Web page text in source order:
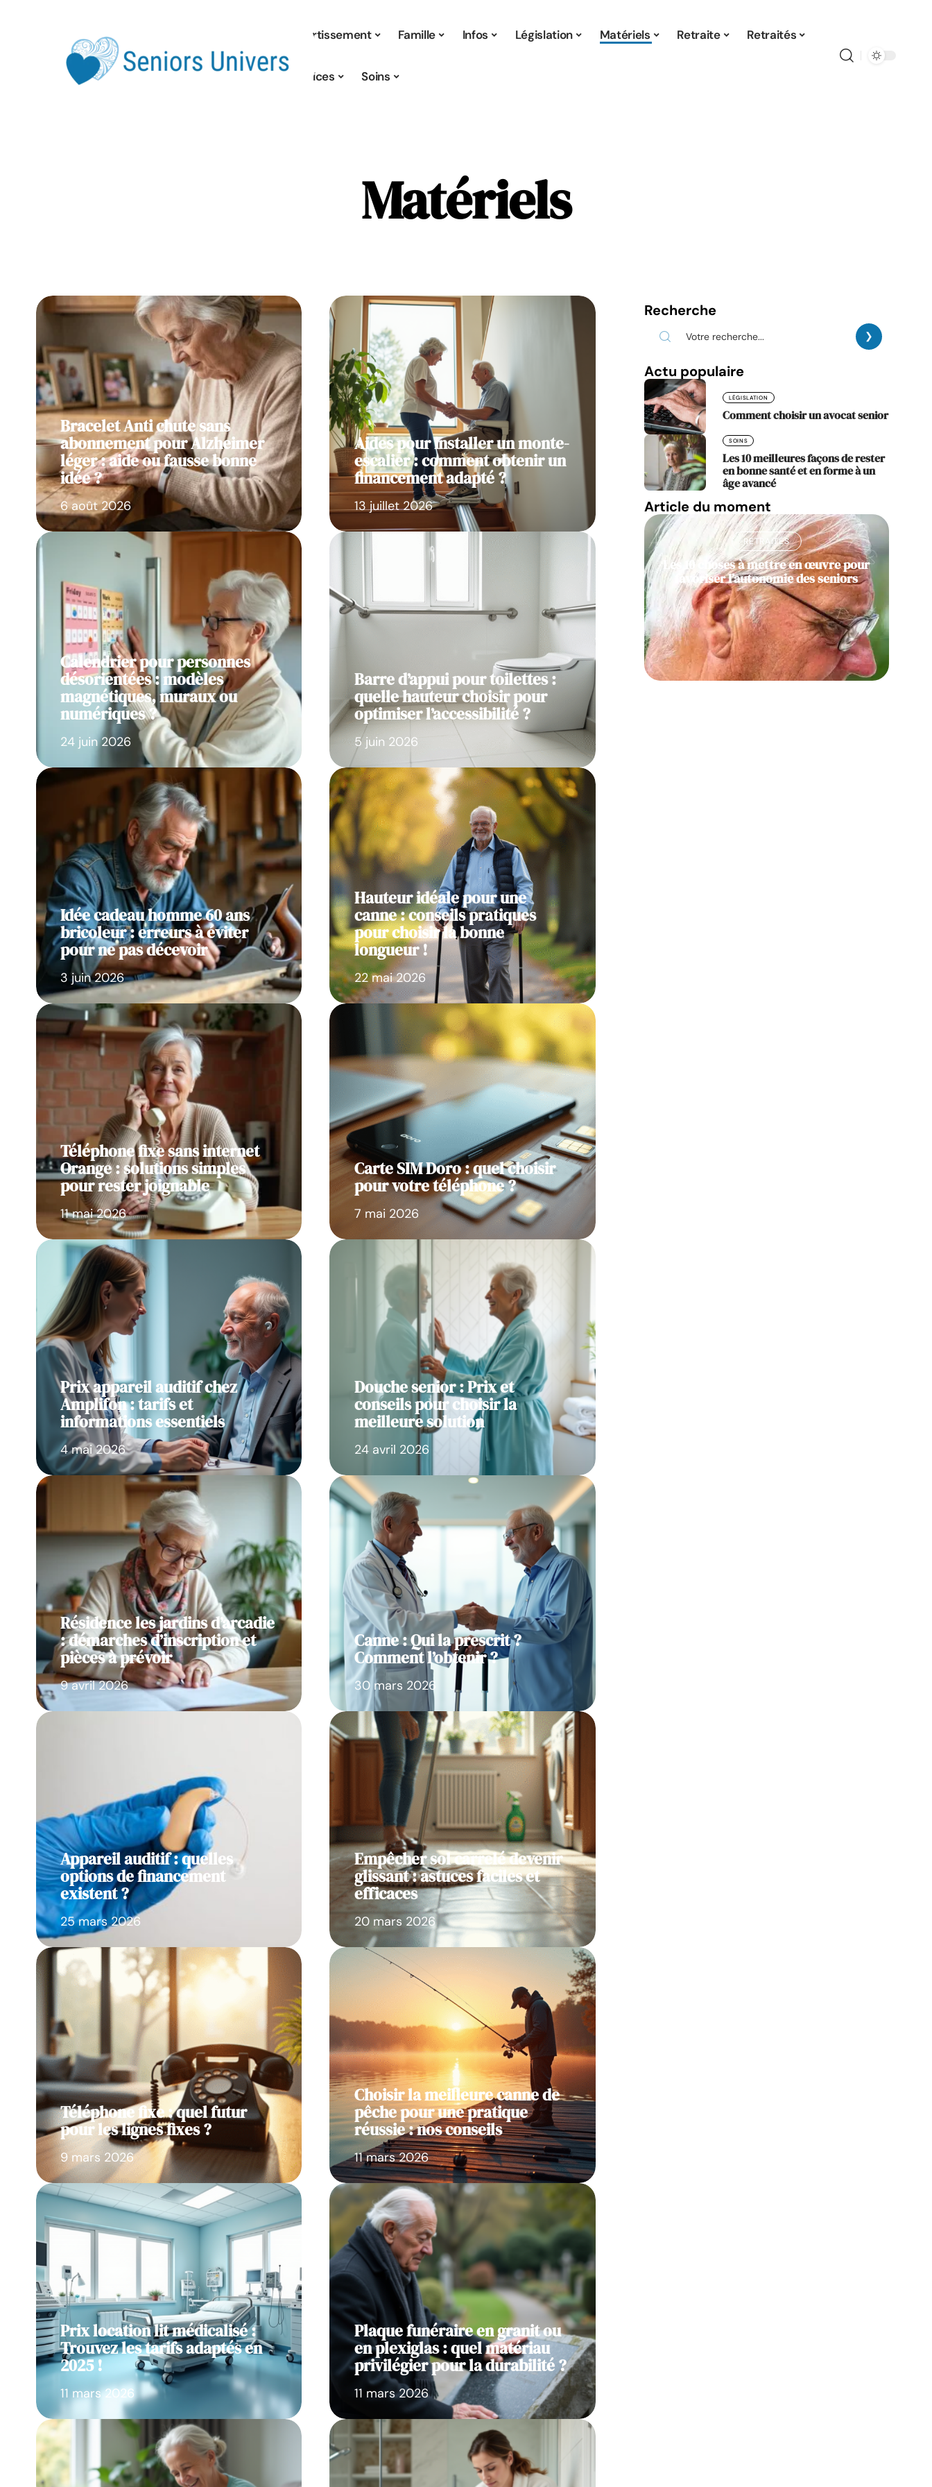
Divertissement Famille Infos Législation Matériels Retraite Retraités
Services Soins
Matériels
Bracelet Anti chute sans
abonnement pour Alzheimer
léger : aide ou fausse bonne
idée ?
6 août 2026
Aides pour installer un monte-
escalier : comment obtenir un
financement adapté ?
13 juillet 2026
Calendrier pour personnes
désorientées : modèles
magnétiques, muraux ou
numériques ?
24 juin 2026
Barre d’appui pour toilettes :
quelle hauteur choisir pour
optimiser l’accessibilité ?
5 juin 2026
Idée cadeau homme 60 ans
bricoleur : erreurs à éviter
pour ne pas décevoir
3 juin 2026
Hauteur idéale pour une
canne : conseils pratiques
pour choisir la bonne
longueur !
22 mai 2026
Téléphone fixe sans internet
Orange : solutions simples
pour rester joignable
11 mai 2026
Carte SIM Doro : quel choisir
pour votre téléphone ?
7 mai 2026
Prix appareil auditif chez
Amplifon : tarifs et
informations essentiels
4 mai 2026
Douche senior : Prix et
conseils pour choisir la
meilleure solution
24 avril 2026
Résidence les jardins d’arcadie
: démarches d’inscription et
pièces à prévoir
9 avril 2026
Canne : Qui la prescrit ?
Comment l’obtenir ?
30 mars 2026
Appareil auditif : quelles
options de financement
existent ?
25 mars 2026
Empêcher sol carrelé devenir
glissant : astuces faciles et
efficaces
20 mars 2026
Téléphone fixe : quel futur
pour les lignes fixes ?
9 mars 2026
Choisir la meilleure canne de
pêche pour une pratique
réussie : nos conseils
11 mars 2026
Prix location lit médicalisé :
Trouvez les tarifs adaptés en
2025 !
11 mars 2026
Plaque funéraire en granit ou
en plexiglas : quel matériau
privilégier pour la durabilité ?
11 mars 2026
Recherche
Actu populaire
LÉGISLATION
Comment choisir un avocat senior
SOINS
Les 10 meilleures façons de rester
en bonne santé et en forme à un
âge avancé
Article du moment
RETRAITÉS
Les 10 choses à mettre en œuvre pour
favoriser l’autonomie des seniors